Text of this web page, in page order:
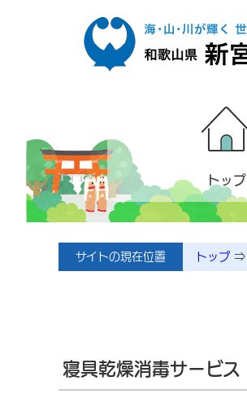
トップ
サイトの現在位置 トップ ⇒
寝具乾燥消毒サービス